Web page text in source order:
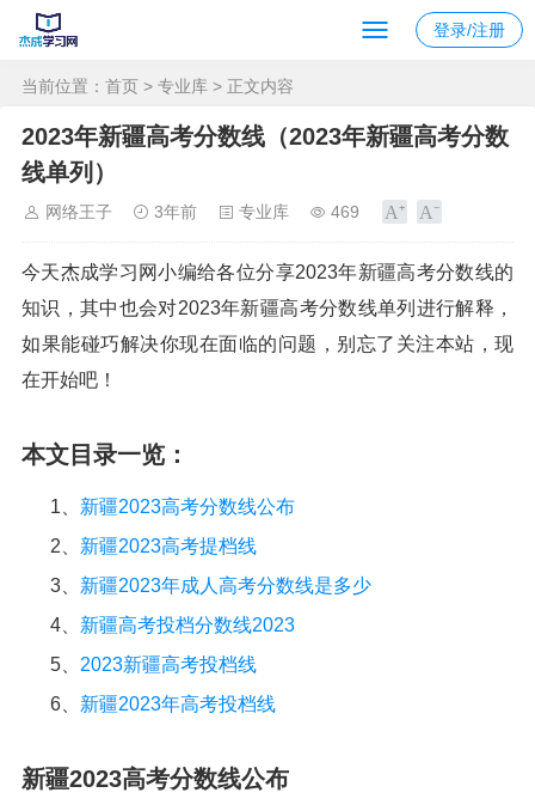
登录/注册
当前位置： 首页 > 专业库 > 正文内容
2023年新疆高考分数线（2023年新疆高考分数
线单列）
网络王子 3年前 专业库 469
今天杰成学习网小编给各位分享2023年新疆高考分数线的
知识，其中也会对2023年新疆高考分数线单列进行解释，
如果能碰巧解决你现在面临的问题，别忘了关注本站，现
在开始吧！
本文目录一览：
1、 新疆2023高考分数线公布
2、 新疆2023高考提档线
3、 新疆2023年成人高考分数线是多少
4、 新疆高考投档分数线2023
5、 2023新疆高考投档线
6、 新疆2023年高考投档线
新疆2023高考分数线公布